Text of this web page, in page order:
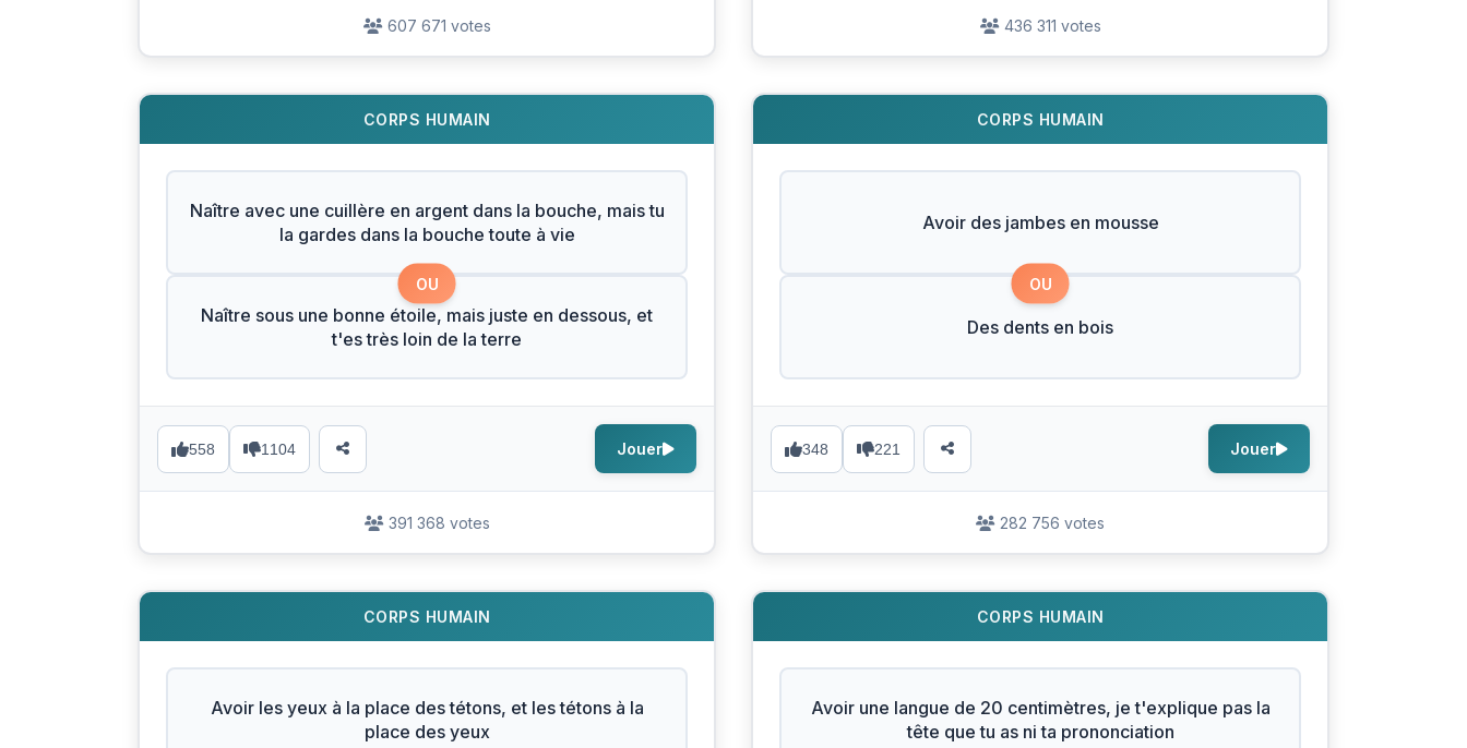
607 671 votes 436 311 votes
CORPS HUMAIN
Naître avec une cuillère en argent dans la bouche, mais tu
la gardes dans la bouche toute à vie
OU
Naître sous une bonne étoile, mais juste en dessous, et
t'es très loin de la terre
558 1104 Jouer
391 368 votes
CORPS HUMAIN
Avoir des jambes en mousse
OU
Des dents en bois
348 221 Jouer
282 756 votes
CORPS HUMAIN
Avoir les yeux à la place des tétons, et les tétons à la
place des yeux
CORPS HUMAIN
Avoir une langue de 20 centimètres, je t'explique pas la
tête que tu as ni ta prononciation